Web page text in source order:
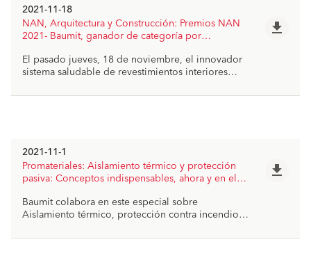
2021-11-18
NAN, Arquitectura y Construcción: Premios NAN
2021- Baumit, ganador de categoría por
El pasado jueves, 18 de noviembre, el innovador
sistema saludable de revestimientos interiores
al Mejor Producto de la construcción en la
file_download
2021-11-1
Promateriales: Aislamiento térmico y protección
pasiva: Conceptos indispensables, ahora y en el
Baumit colabora en este especial sobre
Aislamiento térmico, protección contra incendios,
file_download